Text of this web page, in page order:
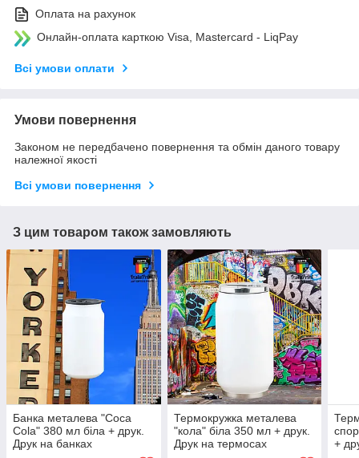
Оплата на рахунок
Онлайн-оплата карткою Visa, Mastercard - LiqPay
Всі умови оплати
Умови повернення
Законом не передбачено повернення та обмін даного товару
належної якості
Всі умови повернення
З цим товаром також замовляють
Банка металева "Coca
Cola" 380 мл біла + друк.
Друк на банках
Термокружка металева
"кола" біла 350 мл + друк.
Друк на термосах
+